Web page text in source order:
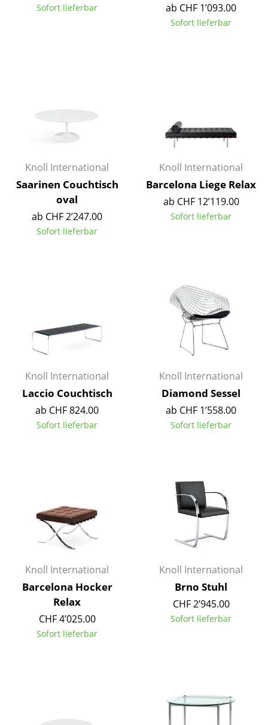
Doppelbetten
... alle Betten
Uhren
Spiegel
Figuren & Miniaturen
Aufbewahrungsboxen
Decken
Kissen
Teppiche
Vorhänge
Wohnzimmer
Esszimmer
Schlafzimmer
Kinderzimmer
Arbeitszimmer
Sofort lieferbar ab CHF 1’093.00
Sofort lieferbar
Knoll International
Saarinen Couchtisch
oval
ab CHF 2’247.00
Sofort lieferbar
Knoll International
Barcelona Liege Relax
ab CHF 12’119.00
Sofort lieferbar
Knoll International
Laccio Couchtisch
ab CHF 824.00
Sofort lieferbar
Knoll International
Diamond Sessel
ab CHF 1’558.00
Sofort lieferbar
Knoll International
Barcelona Hocker
Relax
CHF 4’025.00
Sofort lieferbar
Knoll International
Brno Stuhl
CHF 2’945.00
Sofort lieferbar